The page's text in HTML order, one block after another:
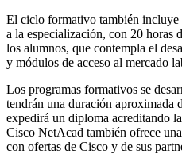
El ciclo formativo también
a la especialización, con 20 horas
los alumnos, que contempla el
y módulos de acceso al mercado
Los programas formativos se
tendrán una duración aproximada
expedirá un diploma acreditando
Cisco NetAcad también ofrece
con ofertas de Cisco y de sus